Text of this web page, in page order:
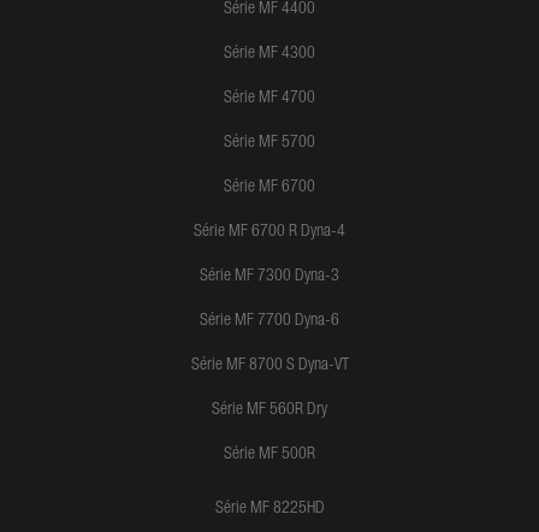
Série MF 4400
Série MF 4300
Série MF 4700
Série MF 5700
Série MF 6700
Série MF 6700 R Dyna-4
Série MF 7300 Dyna-3
Série MF 7700 Dyna-6
Série MF 8700 S Dyna-VT
Série MF 560R Dry
Série MF 500R
Série MF 8225HD